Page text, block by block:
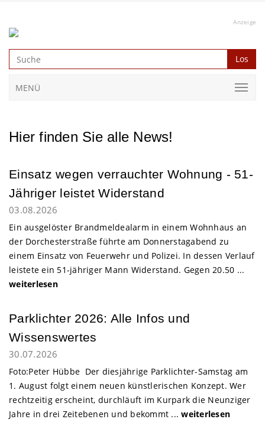
Anzeige
Los
MENÜ
Hier finden Sie alle News!
Einsatz wegen verrauchter Wohnung - 51-
Jähriger leistet Widerstand
03.08.2026
Ein ausgelöster Brandmeldealarm in einem Wohnhaus an
der Dorchesterstraße führte am Donnerstagabend zu
einem Einsatz von Feuerwehr und Polizei. In dessen Verlauf
leistete ein 51-jähriger Mann Widerstand. Gegen 20.50 ...
weiterlesen
Parklichter 2026: Alle Infos und
Wissenswertes
30.07.2026
Foto:Peter Hübbe Der diesjährige Parklichter-Samstag am
1. August folgt einem neuen künstlerischen Konzept. Wer
rechtzeitig erscheint, durchläuft im Kurpark die Neunziger
Jahre in drei Zeitebenen und bekommt ...weiterlesen